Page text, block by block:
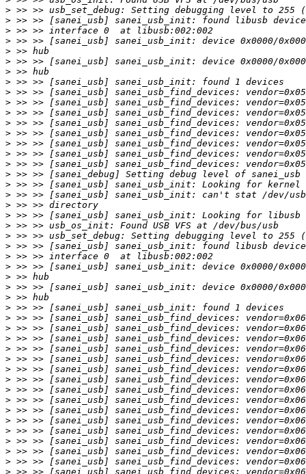
>
>
>
>
>
>
>
>
>
>
>
>
>
>
>
>
>
>
>
>
>
>
>
>
>
>
>
>
>
>
>
>
>
>
>
>
>
>
>
>
>
>
>
>
>
>